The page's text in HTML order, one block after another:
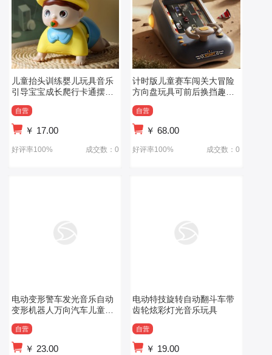
儿童抬头训练婴儿玩具音乐
引导宝宝成长爬行卡通摆件
自营
￥ 17.00
好评率100% 成交数：0
计时版儿童赛车闯关大冒险
方向盘玩具可前后换挡趣味
自营
￥68.00
好评率100% 成交数：0
电动变形警车发光音乐自动
变形机器人万向汽车儿童玩
自营
￥ 23.00
电动特技旋转自动翻斗车带
齿轮炫彩灯光音乐玩具
自营
￥ 19.00